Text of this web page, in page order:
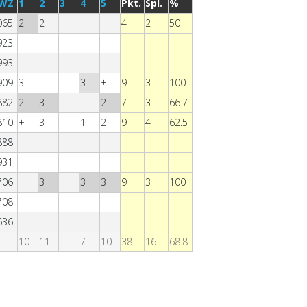
1 2 3 4 5 Pkt. Spl.
%
2 2 4 2
50
3 3 + 9 3
100
2 3 2 7 3
66.7
+ 3 1 2 9 4
62.5
3 3 3 9 3
100
10
11 7 10 38 16 68.8